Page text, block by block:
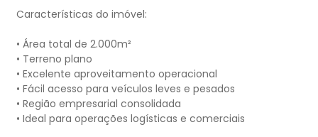
Características do imóvel:
• Área total de 2.000m²
• Terreno plano
• Excelente aproveitamento operacional
• Fácil acesso para veículos leves e pesados
• Região empresarial consolidada
• Ideal para operações logísticas e comerciais